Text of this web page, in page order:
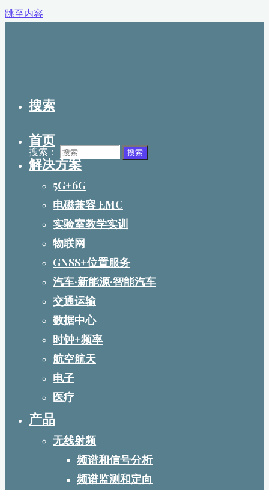
跳至内容
搜索
搜索： 搜索
首页
解决方案
5G+6G
电磁兼容 EMC
实验室教学实训
物联网
GNSS+位置服务
汽车·新能源·智能汽车
交通运输
数据中心
时钟+频率
航空航天
电子
医疗
产品
无线射频
频谱和信号分析
频谱监测和定向